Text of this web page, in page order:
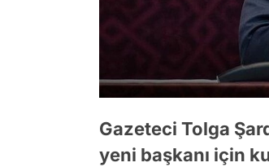
Gazeteci Tolga
yeni başkanı için